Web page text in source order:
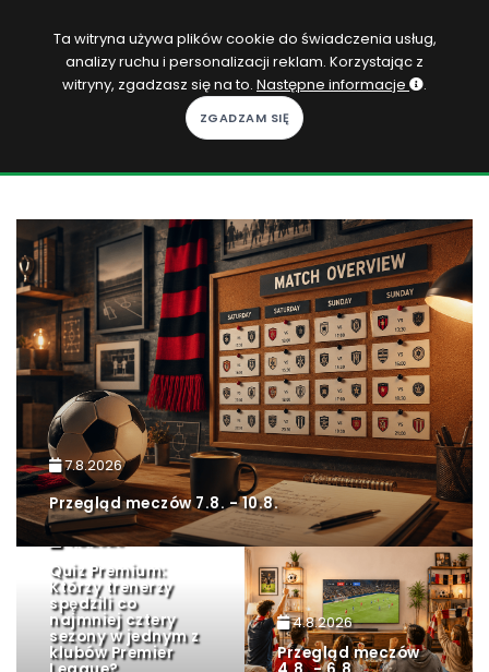
Zaloguj się
KOPACAK
DO DOMU
ROZGRYWKI
QUIZY
GRY
SUBSKRYPCJA
Ta witryna używa plików cookie do świadczenia usług,
analizy ruchu i personalizacji reklam. Korzystając z
witryny, zgadzasz się na to. Następne informacje .
7.8.2026
Przegląd meczów 7.8. - 10.8.
4.8.2026
Quiz Premium:
Którzy trenerzy
spędzili co
najmniej cztery
sezony w jednym z
klubów Premier
4.8.2026
Przegląd meczów